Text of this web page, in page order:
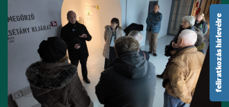
feliratkozás hírlevélre